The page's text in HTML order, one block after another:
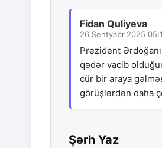
Fidan Quliyeva
26.Sentyabr.2025
Prezident
qədər vacib
cür bir araya
görüşlərdən daha
Şərh Yaz